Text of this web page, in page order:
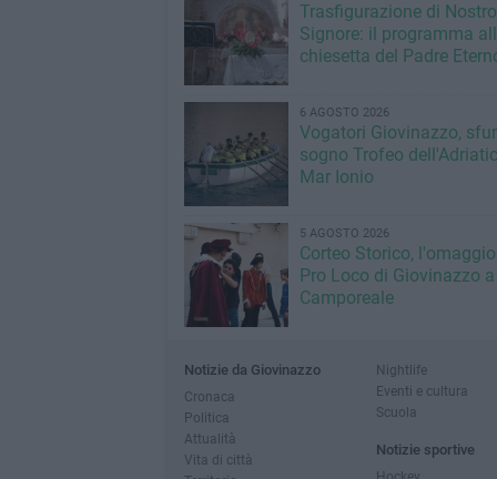
Trasfigurazione di Nostro
Signore: il programma
chiesetta del Padre
6 AGOSTO 2026
Vogatori Giovinazzo,
sogno Trofeo
Mar Ionio
5 AGOSTO 2026
Corteo Storico,
Pro Loco di Giovinazzo a
Camporeale
Notizie da Giovinazzo
Cronaca
Politica
Attualità
Vita di città
Nightlife
Eventi e cultura
Scuola
Notizie sportive